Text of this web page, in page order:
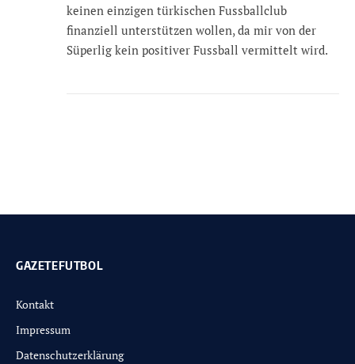
keinen einzigen türkischen Fussballclub
finanziell unterstützen wollen, da mir von der
Süperlig kein positiver Fussball vermittelt wird.
GAZETEFUTBOL
Kontakt
Impressum
Datenschutzerklärung